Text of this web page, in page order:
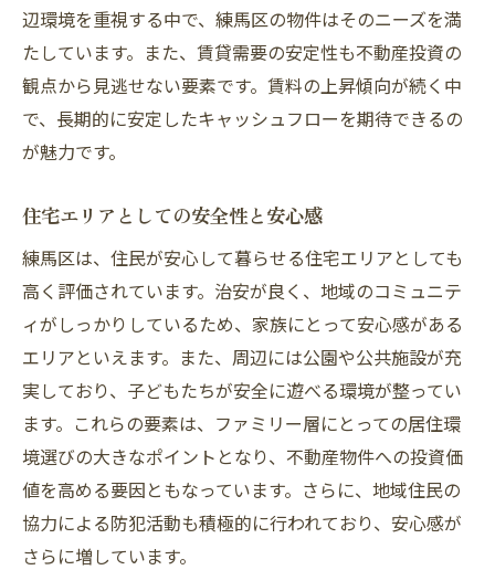
辺環境を重視する中で、練馬区の物件はそのニーズを満
たしています。また、賃貸需要の安定性も不動産投資の
観点から見逃せない要素です。賃料の上昇傾向が続く中
で、長期的に安定したキャッシュフローを期待できるの
が魅力です。
住宅エリアとしての安全性と安心感
練馬区は、住民が安心して暮らせる住宅エリアとしても
高く評価されています。治安が良く、地域のコミュニテ
ィがしっかりしているため、家族にとって安心感がある
エリアといえます。また、周辺には公園や公共施設が充
実しており、子どもたちが安全に遊べる環境が整ってい
ます。これらの要素は、ファミリー層にとっての居住環
境選びの大きなポイントとなり、不動産物件への投資価
値を高める要因ともなっています。さらに、地域住民の
協力による防犯活動も積極的に行われており、安心感が
さらに増しています。